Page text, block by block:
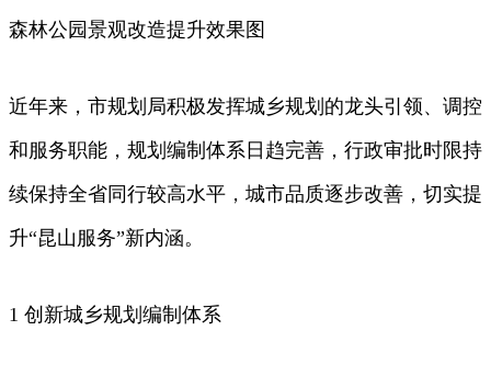
森林公园景观改造提升效果图
近年来，市规划局积极发挥城乡规划的龙头引领、调控
和服务职能，规划编制体系日趋完善，行政审批时限持
续保持全省同行较高水平，城市品质逐步改善，切实提
升“昆山服务”新内涵。
1 创新城乡规划编制体系